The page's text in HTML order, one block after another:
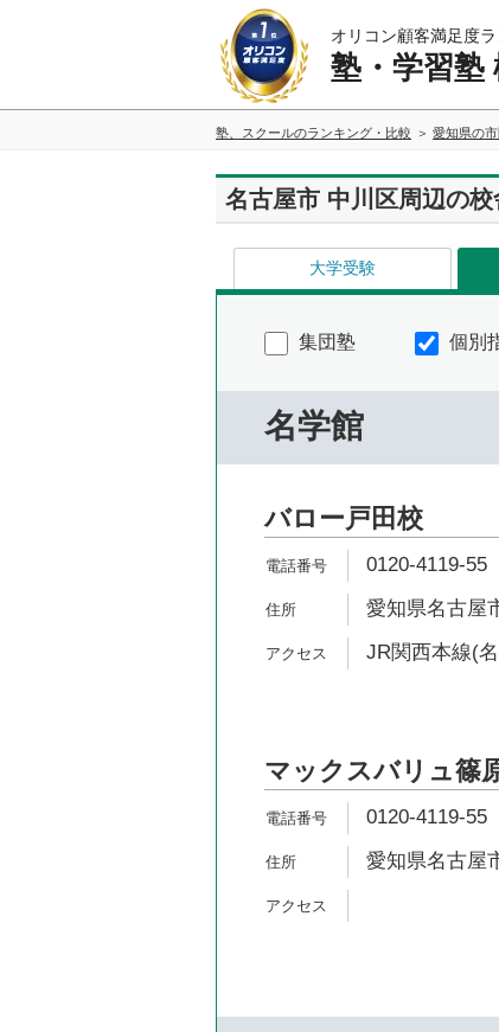
オリコン顧客満足度
塾・学習塾
塾、スクールのランキング・比較 愛知県の
名古屋市 中川区周辺の校
大学受験
集団塾 個別
名学館
バロー戸田校
0120-4119-55
愛知県名古屋
JR関西本線(
マックスバリュ篠
0120-4119-55
愛知県名古屋